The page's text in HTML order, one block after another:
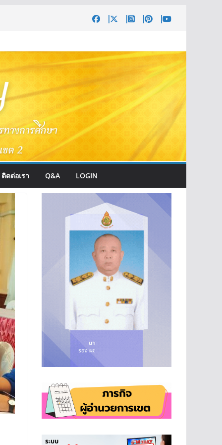
ติดต่อเรา Q&A LOGIN